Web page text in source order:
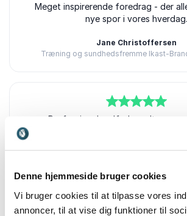
Denne hjemmeside bruger cookies
Vi bruger cookies til at tilpasse vores
annoncer, til at vise dig funktioner til
ud af5
Meget inspirerende foredrag - der
nye spor i vores hverdag.
Jane Christoffersen
Træning og sundhedsfremme Ikast-
ud af 5
Professionel, velforberedt og
formidlede neuropædagogik med
tyngde – og gav deltagerne noget,
Jeanette Lagrelius
Attrives A/S
Peter Thybo